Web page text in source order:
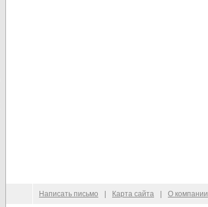
Написать письмо Карта сайта О компании